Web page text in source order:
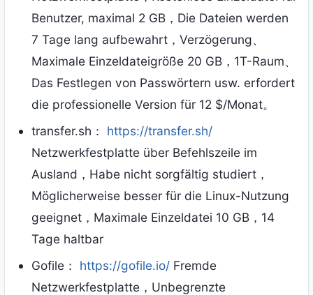
Benutzer, maximal 2 GB，Die Dateien werden
7 Tage lang aufbewahrt，Verzögerung、
Maximale Einzeldateigröße 20 GB，1T-Raum、
Das Festlegen von Passwörtern usw. erfordert
die professionelle Version für 12 $/Monat。
transfer.sh： https://transfer.sh/
Netzwerkfestplatte über Befehlszeile im
Ausland，Habe nicht sorgfältig studiert，
Möglicherweise besser für die Linux-Nutzung
geeignet，Maximale Einzeldatei 10 GB，14
Tage haltbar
Gofile： https://gofile.io/ Fremde
Netzwerkfestplatte，Unbegrenzte